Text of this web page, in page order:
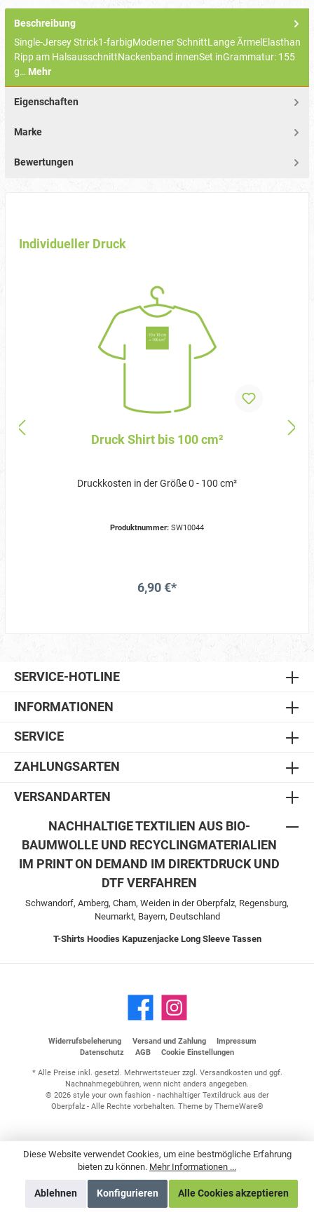
Beschreibung
Single-Jersey Strick1-farbigModerner SchnittLange ÄrmelElasthan
Ripp am HalsausschnittNackenband innenSet inGrammatur: 155
g… Mehr
Eigenschaften
Marke
Bewertungen
Individueller Druck
Druck Shirt bis 100 cm²
Druckkosten in der Größe 0 - 100 cm²
Produktnummer: SW10044
6,90 €*
SERVICE-HOTLINE
INFORMATIONEN
SERVICE
ZAHLUNGSARTEN
VERSANDARTEN
NACHHALTIGE TEXTILIEN AUS BIO-
BAUMWOLLE UND RECYCLINGMATERIALIEN
IM PRINT ON DEMAND IM DIREKTDRUCK UND
DTF VERFAHREN
Schwandorf, Amberg, Cham, Weiden in der Oberpfalz, Regensburg,
Neumarkt, Bayern, Deutschland
T-Shirts Hoodies Kapuzenjacke Long Sleeve Tassen
Widerrufsbeleherung Versand und Zahlung
Impressum
Datenschutz
AGB Cookie Einstellungen
* Alle Preise inkl. gesetzl. Mehrwertsteuer zzgl. Versandkostenund ggf.
Nachnahmegebühren, wenn nicht anders angegeben.
© 2026 style your own fashion - nachhaltiger Textildruck aus der
Oberpfalz - Alle Rechte vorbehalten. Theme by ThemeWare®
Diese Website verwendet Cookies, um eine bestmögliche Erfahrung
bieten zu können. Mehr Informationen ...
Ablehnen Konfigurieren Alle Cookies akzeptieren